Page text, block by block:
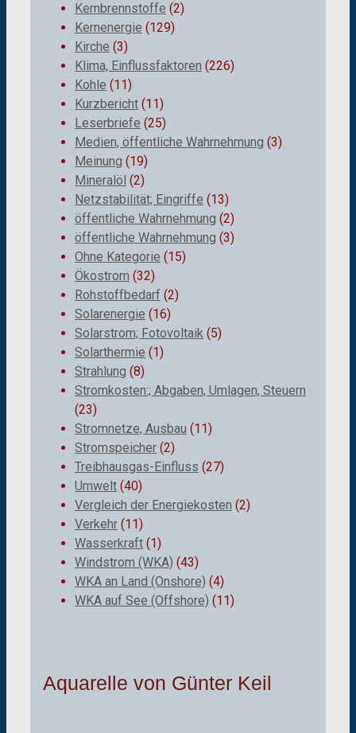
Kernbrennstoffe (2)
Kernenergie (129)
Kirche (3)
Klima, Einflussfaktoren (226)
Kohle (11)
Kurzbericht (11)
Leserbriefe (25)
Medien, öffentliche Wahrnehmung (3)
Meinung (19)
Mineralöl (2)
Netzstabilität; Eingriffe (13)
öffentliche Wahrnehmung (2)
öffentliche Wahrnehmung (3)
Ohne Kategorie (15)
Ökostrom (32)
Rohstoffbedarf (2)
Solarenergie (16)
Solarstrom; Fotovoltaik (5)
Solarthermie (1)
Strahlung (8)
Stromkosten:; Abgaben, Umlagen, Steuern
(23)
Stromnetze, Ausbau (11)
Stromspeicher (2)
Treibhausgas-Einfluss (27)
Umwelt (40)
Vergleich der Energiekosten (2)
Verkehr (11)
Wasserkraft (1)
Windstrom (WKA) (43)
WKA an Land (Onshore) (4)
WKA auf See (Offshore) (11)
Aquarelle von Günter Keil